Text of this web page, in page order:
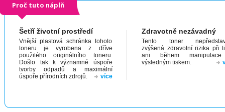
Proč tuto náplň
Šetří životní prostředí
Vnější plastová schránka tohoto
toneru je vyrobena z dříve
použitého originálního toneru.
Došlo tak k významné úspoře
tvorby odpadů a maximální
úspoře přírodních zdrojů.
více
Zdravotně nezávadný
Tento toner
zvýšená zdravotní rizika při
ani během
výsledným tiskem.